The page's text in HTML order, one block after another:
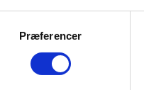
Præferencer